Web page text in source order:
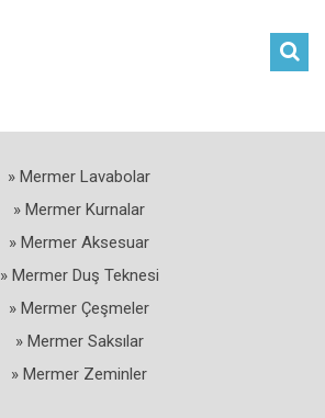
» Mermer Lavabolar
» Mermer Kurnalar
» Mermer Aksesuar
» Mermer Duş Teknesi
» Mermer Çeşmeler
» Mermer Saksılar
» Mermer Zeminler